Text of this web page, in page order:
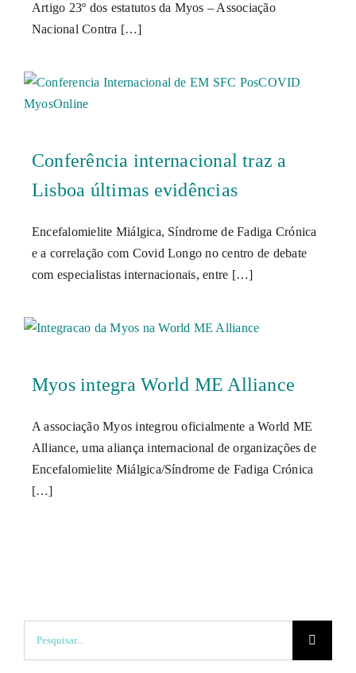
Artigo 23º dos estatutos da Myos – Associação
Nacional Contra […]
Conferência internacional traz a
Lisboa últimas evidências
Encefalomielite Miálgica, Síndrome de Fadiga Crónica
e a correlação com Covid Longo no centro de debate
com especialistas internacionais, entre […]
Myos integra World ME Alliance
A associação Myos integrou oficialmente a World ME
Alliance, uma aliança internacional de organizações de
Encefalomielite Miálgica/Síndrome de Fadiga Crónica
[…]